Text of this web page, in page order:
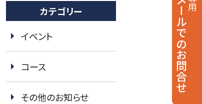
メールでのお問合せ
カテゴリー
イベント
コース
その他のお知らせ